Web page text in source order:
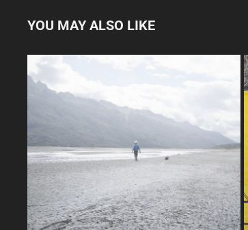
YOU MAY ALSO LIKE
DISTANCIA T1 - T2
2022